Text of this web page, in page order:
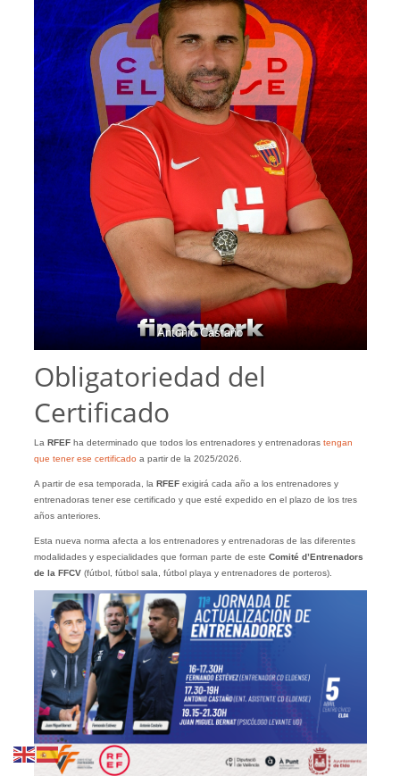
Antonio Castaño
Obligatoriedad del
Certificado
La RFEFha determinado que todos los entrenadores y entrenadoras tengan
que tener ese certificado a partir de la 2025/2026.
A partir de esa temporada, la RFEFexigirá cada año a los entrenadores y
entrenadoras tener ese certificado y que esté expedido en el plazo de los tres
años anteriores.
Esta nueva norma afecta a los entrenadores y entrenadoras de las diferentes
modalidades y especialidades que forman parte de este Comité d’Entrenadors
de la FFCV(fútbol, fútbol sala, fútbol playa y entrenadores de porteros).